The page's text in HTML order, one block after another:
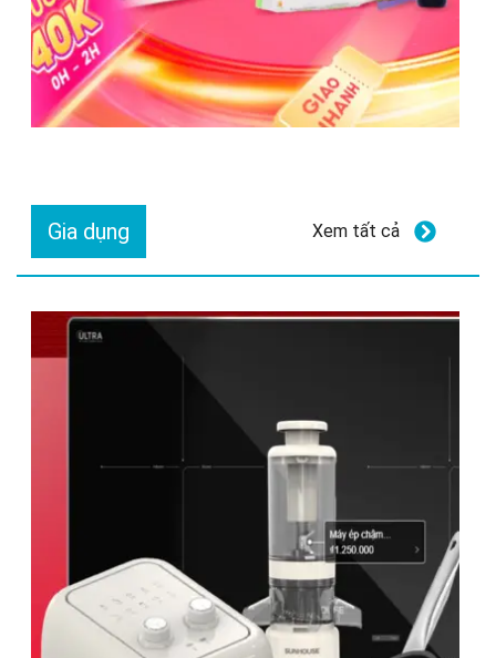
Gia dụng Xem tất cả